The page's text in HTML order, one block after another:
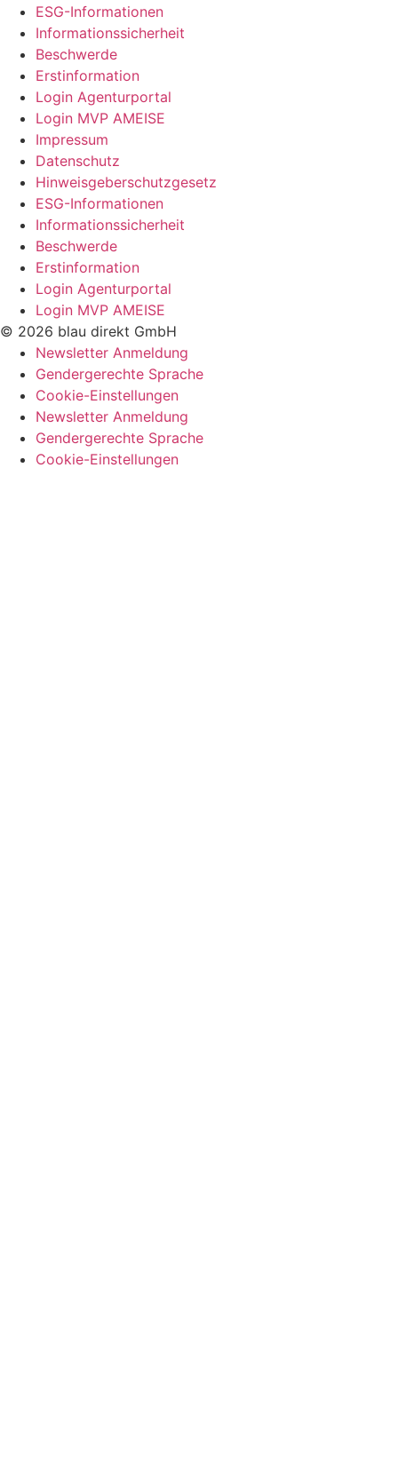
ESG-Informationen
Informationssicherheit
Beschwerde
Erstinformation
Login Agenturportal
Login MVP AMEISE
Impressum
Datenschutz
Hinweisgeberschutzgesetz
ESG-Informationen
Informationssicherheit
Beschwerde
Erstinformation
Login Agenturportal
Login MVP AMEISE
© 2026 blau direkt GmbH
Newsletter Anmeldung
Gendergerechte Sprache
Cookie-Einstellungen
Newsletter Anmeldung
Gendergerechte Sprache
Cookie-Einstellungen